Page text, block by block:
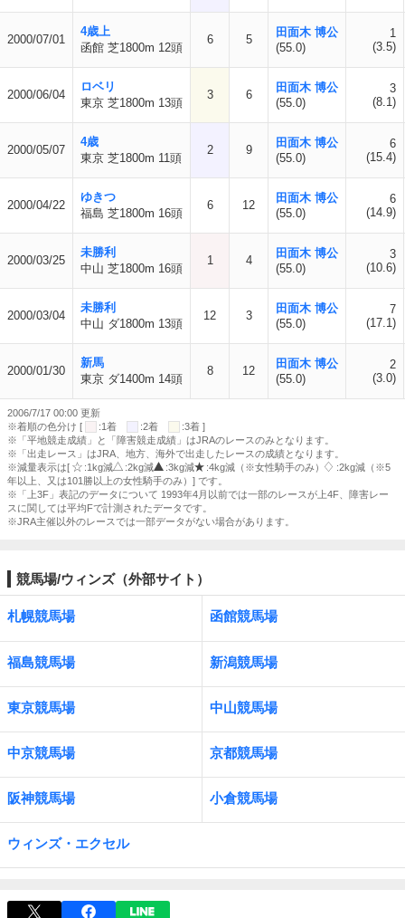
2000/07/01
4歳上
函館 芝1800m 12頭
6 5
田面木 博公
(55.0)
1
(3.5)
2000/06/04
ロベリ
東京 芝1800m 13頭
3 6
田面木 博公
(55.0)
3
(8.1)
2000/05/07
4歳
東京 芝1800m 11頭
2 9
田面木 博公
(55.0)
6
(15.4)
2000/04/22
ゆきつ
福島 芝1800m 16頭
6 12
田面木 博公
(55.0)
6
(14.9)
2000/03/25
未勝利
中山 芝1800m 16頭
1 4
田面木 博公
(55.0)
3
(10.6)
2000/03/04
未勝利
中山 ダ1800m 13頭
12 3
田面木 博公
(55.0)
7
(17.1)
2000/01/30
新馬
東京 ダ1400m 14頭
8 12
田面木 博公
(55.0)
2
(3.0)
2006/7/17 00:00 更新
※着順の色分け [
:1着 :2着
:3着 ]
※「平地競走成績」と「障害競走成績」はJRAのレースのみとなります。
※「出走レース」はJRA、地方、海外で出走したレースの成績となります。
※減量表示は[
:1kg減 :2kg減 :3kg減 :4kg減（※女性騎手のみ）
:2kg減（※5
年以上、又は101勝以上の女性騎手のみ）] です。
※「上3F」表記のデータについて 1993年4月以前では一部のレースが上4F、障害レー
スに関しては平均Fで計測されたデータです。
※JRA主催以外のレースでは一部データがない場合があります。
競馬場/ウィンズ（外部サイト）
札幌競馬場 函館競馬場
福島競馬場 新潟競馬場
東京競馬場 中山競馬場
中京競馬場 京都競馬場
阪神競馬場 小倉競馬場
ウィンズ・エクセル